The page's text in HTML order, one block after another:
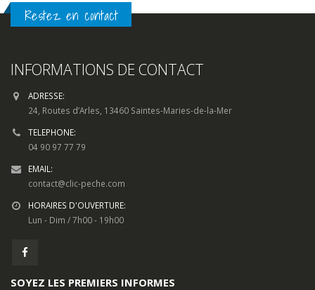
Restez en contact
INFORMATIONS DE CONTACT
ADRESSE:
24, Routes d’Arles, 13460 Saintes-Maries-de-la-Mer
TELEPHONE:
04 90 97 77 79
EMAIL:
contact@clic-peche.com
HORAIRES D'OUVERTURE:
Lun - Dim / 7h00 - 19h00
SOYEZ LES PREMIERS INFORMES